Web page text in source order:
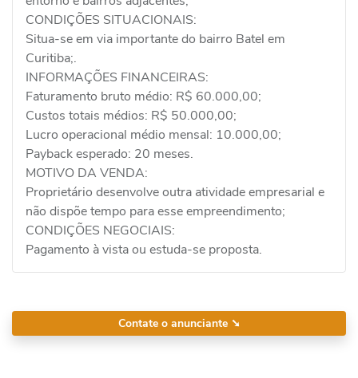
CONDIÇÕES SITUACIONAIS:
Situa-se em via importante do bairro Batel em
Curitiba;.
INFORMAÇÕES FINANCEIRAS:
Faturamento bruto médio: R$ 60.000,00;
Custos totais médios: R$ 50.000,00;
Lucro operacional médio mensal: 10.000,00;
Payback esperado: 20 meses.
MOTIVO DA VENDA:
Proprietário desenvolve outra atividade empresarial e
não dispõe tempo para esse empreendimento;
CONDIÇÕES NEGOCIAIS:
Pagamento à vista ou estuda-se proposta.
Contate o anunciante ➘